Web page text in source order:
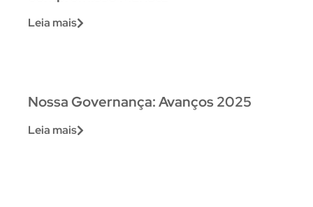
Leia mais
Nossa Governança: Avanços 2025
Leia mais